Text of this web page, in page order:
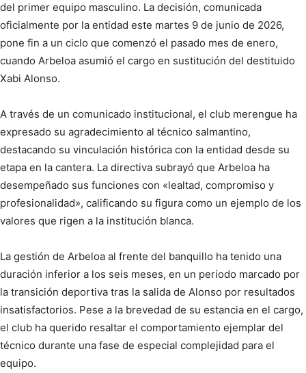
del primer equipo masculino. La decisión, comunicada
oficialmente por la entidad este martes 9 de junio de 2026,
pone fin a un ciclo que comenzó el pasado mes de enero,
cuando Arbeloa asumió el cargo en sustitución del destituido
Xabi Alonso.
A través de un comunicado institucional, el club merengue ha
expresado su agradecimiento al técnico salmantino,
destacando su vinculación histórica con la entidad desde su
etapa en la cantera. La directiva subrayó que Arbeloa ha
desempeñado sus funciones con «lealtad, compromiso y
profesionalidad», calificando su figura como un ejemplo de los
valores que rigen a la institución blanca.
La gestión de Arbeloa al frente del banquillo ha tenido una
duración inferior a los seis meses, en un periodo marcado por
la transición deportiva tras la salida de Alonso por resultados
insatisfactorios. Pese a la brevedad de su estancia en el cargo,
el club ha querido resaltar el comportamiento ejemplar del
técnico durante una fase de especial complejidad para el
equipo.